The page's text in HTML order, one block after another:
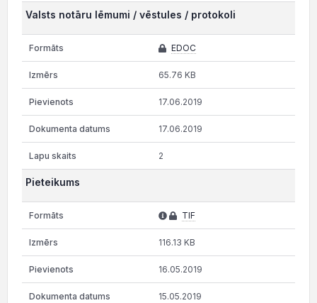
Valsts notāru lēmumi / vēstules / protokoli
EDOC
65.76 KB
17.06.2019
17.06.2019
2
Pieteikums
TIF
116.13 KB
16.05.2019
15.05.2019